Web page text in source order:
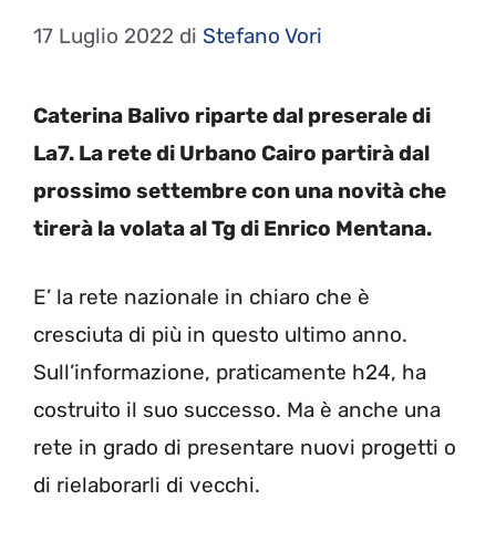
17 Luglio 2022 di Stefano Vori
Caterina Balivo riparte dal preserale di
La7. La rete di Urbano Cairo partirà dal
prossimo settembre con una novità che
tirerà la volata al Tg di Enrico Mentana.
E’ la rete nazionale in chiaro che è
cresciuta di più in questo ultimo anno.
Sull’informazione, praticamente h24, ha
costruito il suo successo. Ma è anche una
rete in grado di presentare nuovi progetti o
di rielaborarli di vecchi.